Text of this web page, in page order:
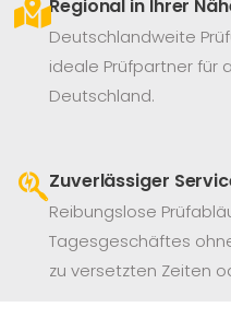
Regional in Ihrer
Deutschlandweite
ideale Prüfpartner für
Deutschland.
Zuverlässiger
Reibungslose
Tagesgeschäftes
zu versetzten Zeiten